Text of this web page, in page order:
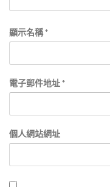
顯示名稱*
電子郵件地址*
個人網站網址